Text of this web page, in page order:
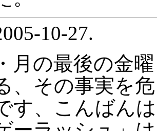
10-27.
・月の最後の金
、その事実を
す、こんばん